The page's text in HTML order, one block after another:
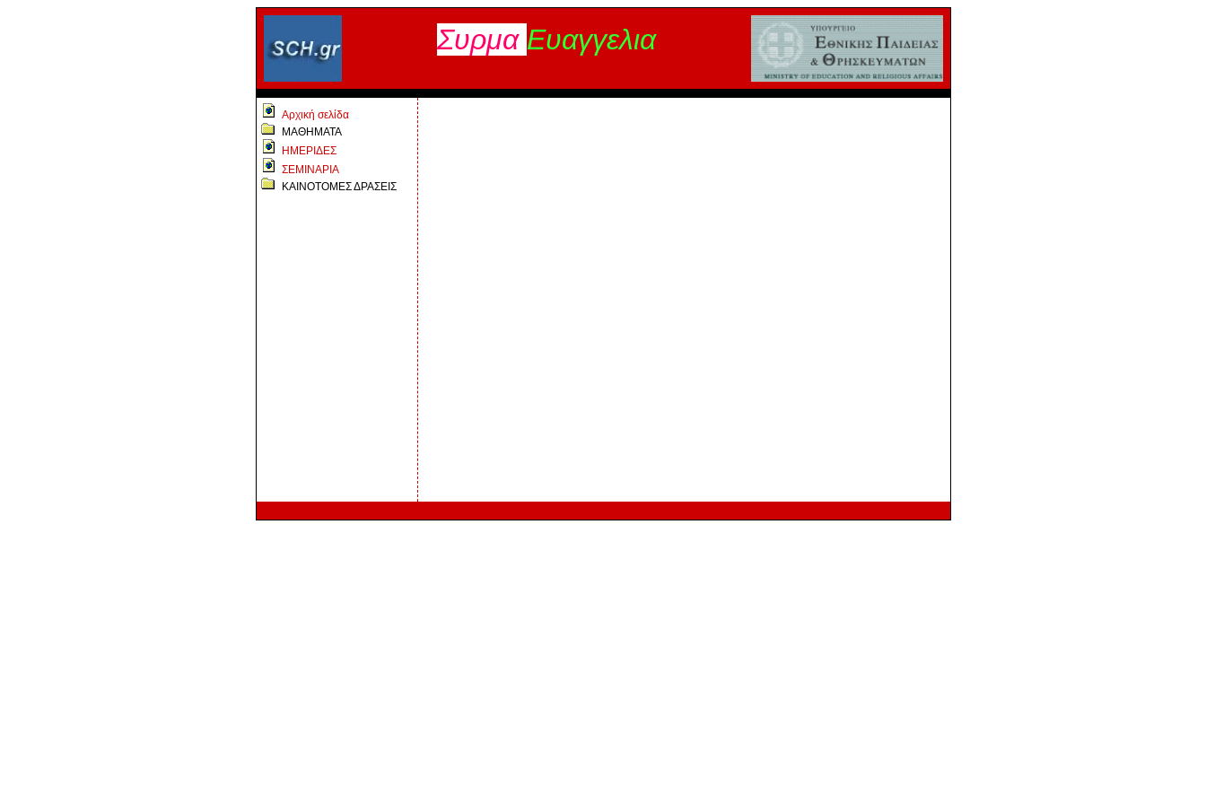
Συρμα Ευαγγελια
Αρχική σελίδα
ΜΑΘΗΜΑΤΑ
ΗΜΕΡΙΔΕΣ
ΣΕΜΙΝΑΡΙΑ
ΚΑΙΝΟΤΟΜΕΣ ΔΡΑΣΕΙΣ